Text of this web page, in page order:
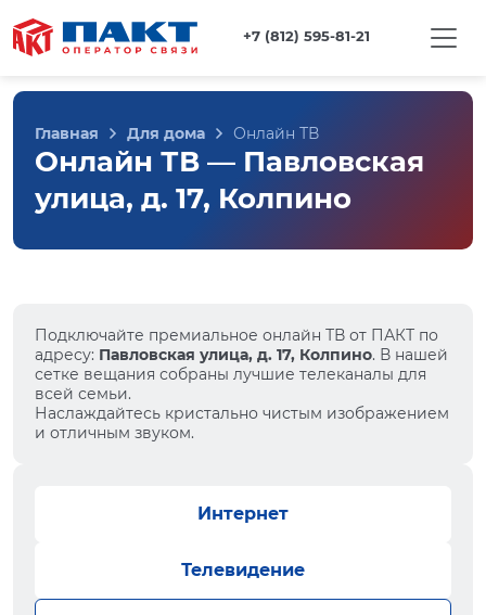
+7 (812) 595-81-21
Главная Для дома Онлайн ТВ
Онлайн ТВ — Павловская
улица, д. 17, Колпино
Подключайте премиальное онлайн ТВ от ПАКТ по
адресу: Павловская улица, д. 17, Колпино. В нашей
сетке вещания собраны лучшие телеканалы для
всей семьи.
Наслаждайтесь кристально чистым изображением
и отличным звуком.
Интернет
Телевидение